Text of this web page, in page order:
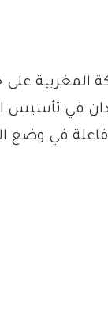
المغربية
في
في وضع